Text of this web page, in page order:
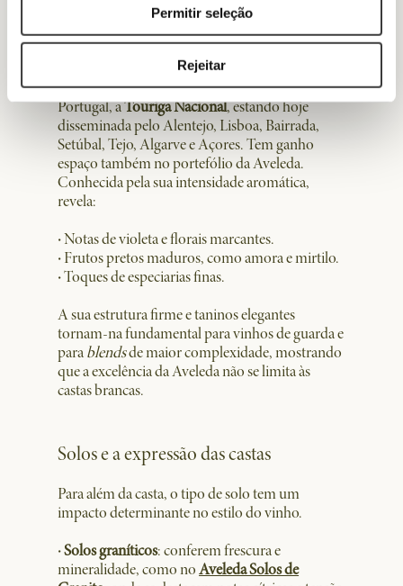
Permitir seleção
Rejeitar
Touriga Nacional, a elegância e
intensidade
Entre as castas tintas mais reconhecidas de
Portugal, aTouriga Nacional, estando hoje
disseminada pelo Alentejo, Lisboa, Bairrada,
Setúbal, Tejo, Algarve e Açores. Tem ganho
espaço também no portefólio da Aveleda.
Conhecida pela sua intensidade aromática,
revela:
·Notas de violeta e florais marcantes.
·Frutos pretos maduros, como amora e mirtilo.
·Toques de especiarias finas.
A sua estrutura firme e taninos elegantes
tornam-na fundamental para vinhos de guarda e
parablendsde maior complexidade, mostrando
que a excelência da Aveleda não se limita às
castas brancas.
Solos e a expressão das castas
Para além da casta, o tipo de solo tem um
impacto determinante no estilo do vinho.
· Solos graníticos: conferem frescura e
mineralidade, como noAveleda Solos de